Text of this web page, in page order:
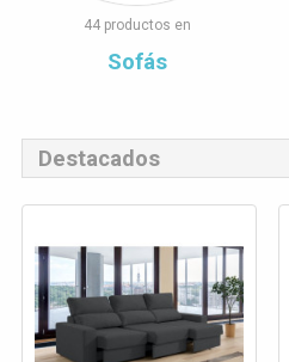
44 productos en
Sofás
Destacados